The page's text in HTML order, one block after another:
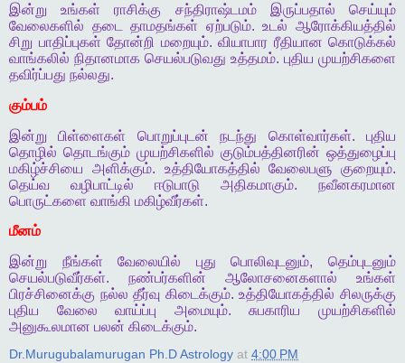
இன்று
உங்கள் ராசிக்கு சந்திராஷ்டமம் இருப்பதால்
செய்யும்
வேலைகளில் தடை தாமதங்கள் ஏற்படும்.உடல் ஆரோக்கியத்தில்
சிறு பாதிப்புகள் தோன்றி மறையும். வியாபார ரீதியான கொடுக்கல்
வாங்கலில் நிதானமாக செயல்படுவது உத்தமம். புதிய முயற்சிகளை
தவிர்ப்பது நல்லது.
கும்பம்
இன்று
பிள்ளைகள் பொறுப்புடன் நடந்து கொள்வார்கள்.புதிய
தொழில் தொடங்கும் முயற்சிகளில் குடும்பத்தினரின் ஒத்துழைப்பு
மகிழ்ச்சியை
அளிக்கும். உத்தியோகத்தில் வேலைபளு குறையும்.
தெய்வ
வழிபாட்டில் ஈடுபாடு அதிகமாகும். நவீனகரமான
பொருட்களை வாங்கி மகிழ்வீர்கள்.
மீனம்
இன்று
நீங்கள் வேலையில் புது பொலிவுடனும்,தெம்புடனும்
செயல்படுவீர்கள். நண்பர்களின் ஆலோசனைகளால்
உங்கள்
பிரச்சினைக்கு நல்ல தீர்வு கிடைக்கும்.உத்தியோகத்தில் சிலருக்கு
புதிய
வேலை வாய்ப்பு அமையும்.சுபகாரிய
முயற்சிகளில்
அனுகூலமான பலன் கிடைக்கும்.
Dr.Murugubalamurugan Ph.D Astrology at 4:00 PM